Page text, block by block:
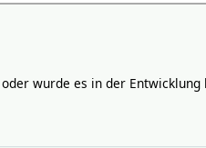
wurde es in der